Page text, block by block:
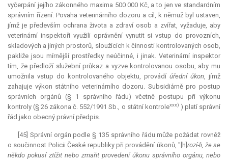
vyčerpání jejího zákonného maxima 500 000 Kč, a to jen ve standardním
správním řízení. Povaha veterinárního dozoru a cíl, k němuž byl ustaven,
jímž je především ochrana života a zdraví osob a zvířat, vyžaduje, aby
veterinární inspektoři využili oprávnění vynutit si vstup do provozních,
skladových a jiných prostorů, sloužících k činnosti kontrolovaných osob,
pakliže jsou mírnější prostředky neúčinné, i jinak. Veterinární inspektor
tím, že předloží služební průkaz a vyzve kontrolovanou osobu, aby mu
umožnila vstup do kontrolovaného objektu, provádí úřední úkon, jímž
zahajuje výkon státního veterinárního dozoru. Subsidiárně pro postup
správních orgánů (§ 1 správního řádu) včetně postupu při výkonu
kontroly (§ 26 zákona č. 552/1991 Sb., o státní kontrolexxx) ) platí správní
řád jako obecný právní předpis.
[45] Správní orgán podle § 135 správního řádu může požádat rovněž
o součinnost Policii České republiky při provádění úkonů, "[h]rozí-li, že se
někdo pokusí ztížit nebo zmařit provedení úkonu správního orgánu, nebo